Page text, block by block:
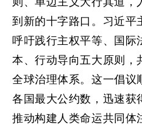
到新的十字路口。习近平
呼吁践行主权平等、国际
本、行动导向五大原则，
全球治理体系。这一倡议
各国最大公约数，迅速获
推动构建人类命运共同体